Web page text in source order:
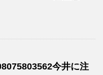
今井に注